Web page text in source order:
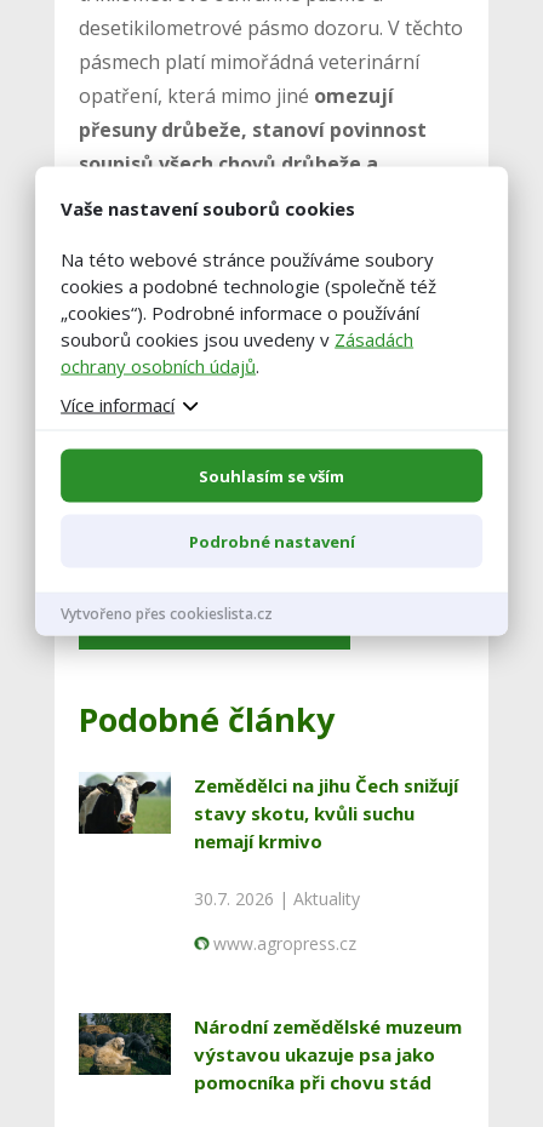
desetikilometrové pásmo dozoru. V těchto
pásmech platí mimořádná veterinární
opatření, která mimo jiné omezují
přesuny drůbeže, stanoví povinnost
soupisů všech chovů drůbeže a
zakazují pořádání hromadných akcí
představují velké riziko šíření nákaz
drůbeže.
zdroj: ČTK
foto: pixabay.com
Vstoupit do diskuze
Podobné články
Zemědělci na jihu Čech snižují
stavy skotu, kvůli suchu
nemají krmivo
30.7. 2026 | Aktuality
www.agropress.cz
Národní zemědělské muzeum
výstavou ukazuje psa jako
pomocníka při chovu stád
Vaše nastavení souborů cookies
Na této webové stránce používáme soubory
cookies a podobné technologie (společně též
„cookies“). Podrobné informace o používání
souborů cookies jsou uvedeny v Zásadách
ochrany osobních údajů.
Více informací
Souhlasím se vším
Podrobné nastavení
Vytvořeno přes cookieslista.cz